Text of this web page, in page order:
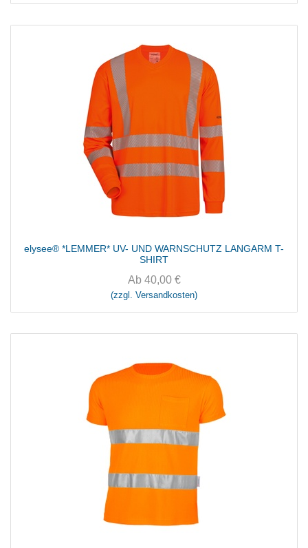
elysee® *LEMMER* UV- UND WARNSCHUTZ LANGARM T-
SHIRT
Ab 40,00€
(zzgl. Versandkosten)